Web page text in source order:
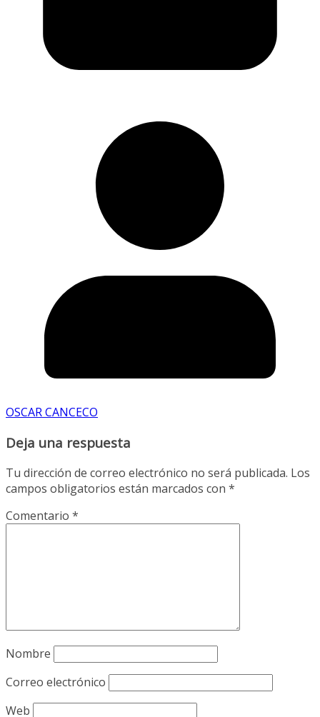
OSCAR CANCECO
Deja una respuesta
Tu dirección de correo electrónico no será publicada. Los
campos obligatorios están marcados con *
Comentario *
Nombre
Correo electrónico
Web